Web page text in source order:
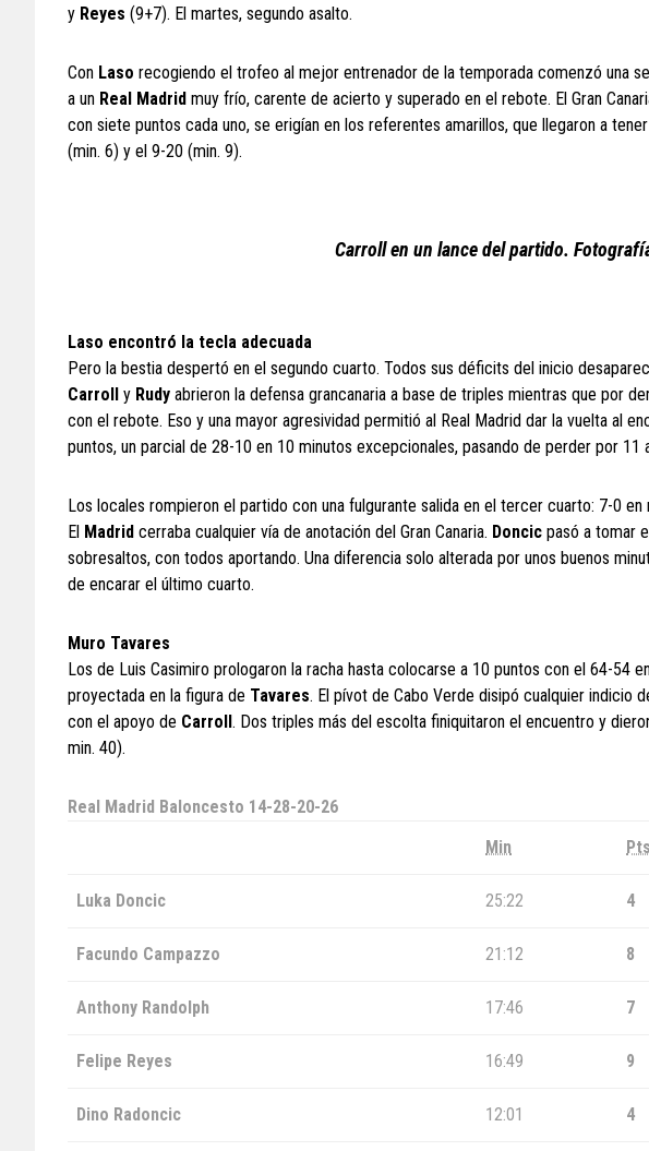
y Reyes (9+7). El martes, segundo asalto.
Con Laso recogiendo el trofeo al mejor entrenador de la temporada comenzó una
a un Real Madrid muy frío, carente de acierto y superado en el rebote. El Gran
con siete puntos cada uno, se erigían en los referentes amarillos, que llegaron a
(min. 6) y el 9-20 (min. 9).
Carroll en un lance del partido.
Laso encontró la tecla adecuada
Pero la bestia despertó en el segundo cuarto. Todos sus déficits del inicio
Carroll y Rudy abrieron la defensa grancanaria a base de triples mientras que por
con el rebote. Eso y una mayor agresividad permitió al Real Madrid dar la vuelta al
puntos, un parcial de 28-10 en 10 minutos excepcionales, pasando de perder por
Los locales rompieron el partido con una fulgurante salida en el tercer cuarto: 7-0
El Madrid cerraba cualquier vía de anotación del Gran Canaria. Doncic pasó a tomar
sobresaltos, con todos aportando. Una diferencia solo alterada por unos buenos
de encarar el último cuarto.
Muro Tavares
Los de Luis Casimiro prologaron la racha hasta colocarse a 10 puntos con el 64-54
proyectada en la figura de Tavares. El pívot de Cabo Verde disipó cualquier indicio
con el apoyo de Carroll. Dos triples más del escolta finiquitaron el encuentro y
min. 40).
Real Madrid Baloncesto 14-28-20-26
Min
Pts
Luka Doncic 25:22 4
Facundo Campazzo 21:12 8
Anthony Randolph 17:46 7
Felipe Reyes 16:49 9
Dino Radoncic 12:01 4